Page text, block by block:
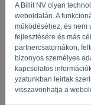
A Billit NV olyan
weboldalán. A
működéséhez, és nem
fejlesztésére és más
partnercsatornákon,
bizonyos személyes
kapcsolatos
yzatunkban leírtak
visszavonhatja a
Ország
Igen, tudod